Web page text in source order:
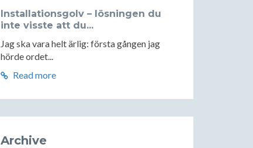
Installationsgolv – lösningen du
inte visste att du...
Jag ska vara helt ärlig: första gången jag
hörde ordet...
Read more
Archive